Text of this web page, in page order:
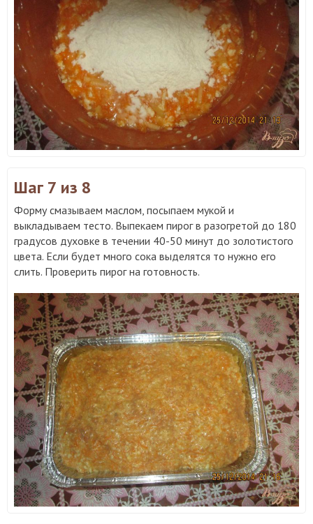
Шаг 7 из 8
Форму смазываем маслом, посыпаем мукой и
выкладываем тесто. Выпекаем пирог в разогретой до 180
градусов духовке в течении 40-50 минут до золотистого
цвета. Если будет много сока выделятся то нужно его
слить. Проверить пирог на готовность.